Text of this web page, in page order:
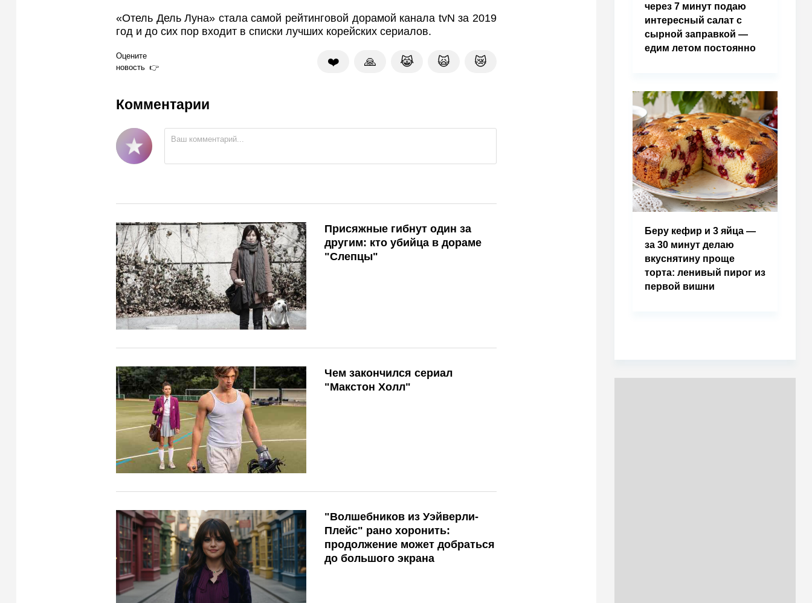
«Отель Дель Луна» стала самой рейтинговой дорамой канала tvN за 2019
год и до сих пор входит в списки лучших корейских сериалов.
Оцените
новость
❤️ 🙏 😹 🙀 😿
Комментарии
Присяжные гибнут один за
другим: кто убийца в дораме
"Слепцы"
Чем закончился сериал
"Макстон Холл"
"Волшебников из Уэйверли-
Плейс" рано хоронить:
продолжение может добраться
до большого экрана
через 7 минут подаю
интересный салат с
сырной заправкой —
едим летом постоянно
Беру кефир и 3 яйца —
за 30 минут делаю
вкуснятину проще
торта: ленивый пирог из
первой вишни